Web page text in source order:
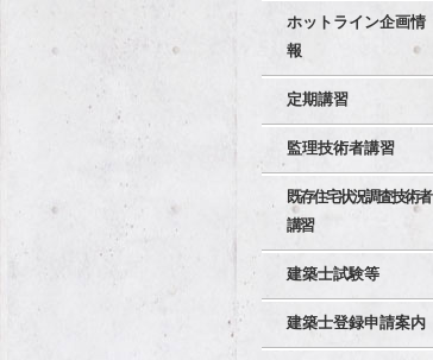
ホットライン企画情
報
定期講習
監理技術者講習
既存住宅状況調査技術者
講習
建築士試験等
建築士登録申請案内